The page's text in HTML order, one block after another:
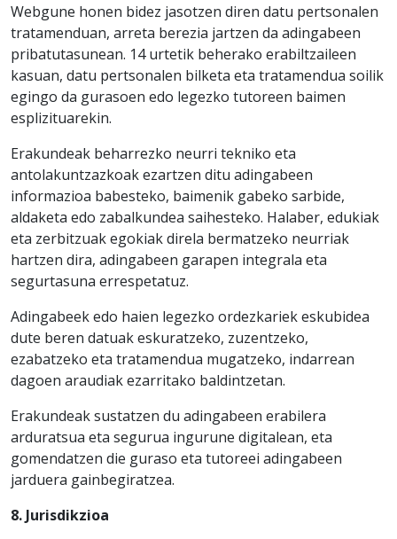
Webgune honen bidez jasotzen diren datu pertsonalen
tratamenduan, arreta berezia jartzen da adingabeen
pribatutasunean. 14 urtetik beherako erabiltzaileen
kasuan, datu pertsonalen bilketa eta tratamendua soilik
egingo da gurasoen edo legezko tutoreen baimen
esplizituarekin.
Erakundeak beharrezko neurri tekniko eta
antolakuntzazkoak ezartzen ditu adingabeen
informazioa babesteko, baimenik gabeko sarbide,
aldaketa edo zabalkundea saihesteko. Halaber, edukiak
eta zerbitzuak egokiak direla bermatzeko neurriak
hartzen dira, adingabeen garapen integrala eta
segurtasuna errespetatuz.
Adingabeek edo haien legezko ordezkariek eskubidea
dute beren datuak eskuratzeko, zuzentzeko,
ezabatzeko eta tratamendua mugatzeko, indarrean
dagoen araudiak ezarritako baldintzetan.
Erakundeak sustatzen du adingabeen erabilera
arduratsua eta segurua ingurune digitalean, eta
gomendatzen die guraso eta tutoreei adingabeen
jarduera gainbegiratzea.
8. Jurisdikzioa